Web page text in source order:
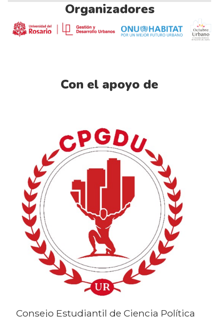
Organizadores
Con el apoyo de
Consejo Estudiantil de Ciencia Política